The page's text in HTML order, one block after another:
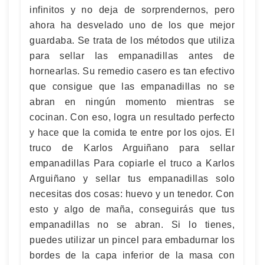
infinitos y no deja de sorprendernos, pero
ahora ha desvelado uno de los que mejor
guardaba. Se trata de los métodos que utiliza
para sellar las empanadillas antes de
hornearlas. Su remedio casero es tan efectivo
que consigue que las empanadillas no se
abran en ningún momento mientras se
cocinan. Con eso, logra un resultado perfecto
y hace que la comida te entre por los ojos. El
truco de Karlos Arguiñano para sellar
empanadillas Para copiarle el truco a Karlos
Arguiñano y sellar tus empanadillas solo
necesitas dos cosas: huevo y un tenedor. Con
esto y algo de maña, conseguirás que tus
empanadillas no se abran. Si lo tienes,
puedes utilizar un pincel para embadurnar los
bordes de la capa inferior de la masa con